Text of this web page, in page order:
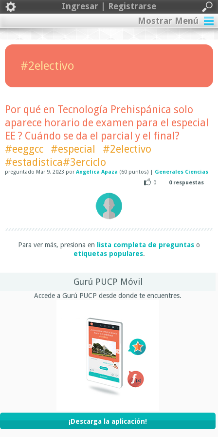
Ingresar | Registrarse
Mostrar Menú
#2electivo
Por qué en Tecnología Prehispánica solo
aparece horario de examen para el especial
EE ? Cuándo se da el parcial y el final?
#eeggcc
#especial
#2electivo
#estadistica#3erciclo
preguntado Mar 9, 2023 por Angélica Apaza (60 puntos) | Generales Ciencias
0
0respuestas
Para ver más, presiona en lista completa de preguntas o
etiquetas populares.
Gurú PUCP Móvil
Accede a Gurú PUCP desde donde te encuentres.
¡Descarga la aplicación!